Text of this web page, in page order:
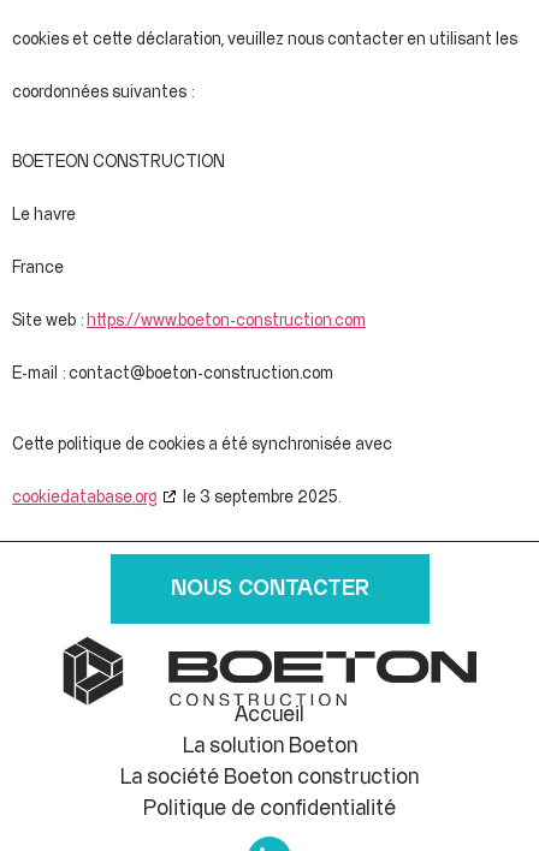
cookies et cette déclaration, veuillez nous contacter en utilisant les
coordonnées suivantes :
BOETEON CONSTRUCTION
Le havre
France
Site web : https://www.boeton-construction.com
E-mail : contact@ boeton-construction.com
Cette politique de cookies a été synchronisée avec
cookiedatabase.org le 3 septembre 2025.
NOUS CONTACTER
Accueil
La solution Boeton
La société Boeton construction
Politique de confidentialité